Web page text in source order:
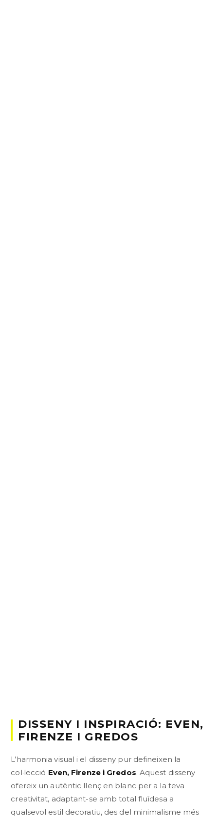
DISSENY I INSPIRACIÓ: EVEN,
FIRENZE I GREDOS
L’harmonia visual i el disseny pur defineixen la
col·lecció Even, Firenze i Gredos. Aquest disseny
ofereix un autèntic llenç en blanc per a la teva
creativitat, adaptant-se amb total fluïdesa a
qualsevol estil decoratiu, des del minimalisme més